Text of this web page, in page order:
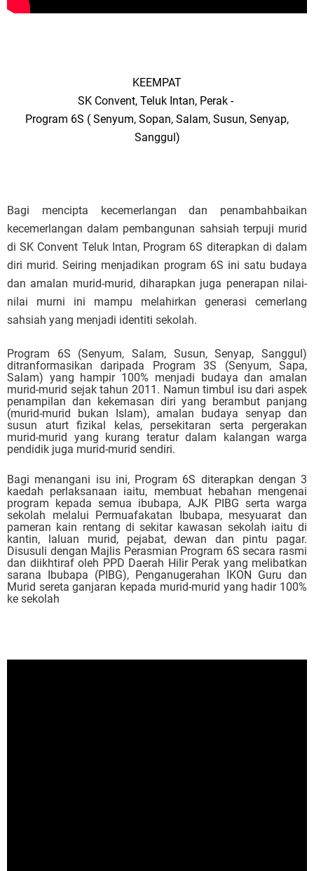
KEEMPAT
SK Convent, Teluk Intan, Perak -
Program 6S ( Senyum, Sopan, Salam, Susun, Senyap,
Sanggul)
Bagi mencipta kecemerlangan dan penambahbaikan
kecemerlangan dalam pembangunan sahsiah terpuji murid
di SK Convent Teluk Intan, Program 6S diterapkan di dalam
diri murid. Seiring menjadikan program 6S ini satu budaya
dan amalan murid-murid, diharapkan juga penerapan nilai-
nilai murni ini mampu melahirkan generasi cemerlang
sahsiah yang menjadi identiti sekolah.
Program 6S (Senyum, Salam, Susun, Senyap, Sanggul)
ditranformasikan daripada Program 3S (Senyum, Sapa,
Salam) yang hampir 100% menjadi budaya dan amalan
murid-murid sejak tahun 2011. Namun timbul isu dari aspek
penampilan dan kekemasan diri yang berambut panjang
(murid-murid bukan Islam), amalan budaya senyap dan
susun aturt fizikal kelas, persekitaran serta pergerakan
murid-murid yang kurang teratur dalam kalangan warga
pendidik juga murid-murid sendiri.
Bagi menangani isu ini, Program 6S diterapkan dengan 3
kaedah perlaksanaan iaitu, membuat hebahan mengenai
program kepada semua ibubapa, AJK PIBG serta warga
sekolah melalui Permuafakatan Ibubapa, mesyuarat dan
pameran kain rentang di sekitar kawasan sekolah iaitu di
kantin, laluan murid, pejabat, dewan dan pintu pagar.
Disusuli dengan Majlis Perasmian Program 6S secara rasmi
dan diikhtiraf oleh PPD Daerah Hilir Perak yang melibatkan
sarana Ibubapa (PIBG), Penganugerahan IKON Guru dan
Murid sereta ganjaran kepada murid-murid yang hadir 100%
ke sekolah